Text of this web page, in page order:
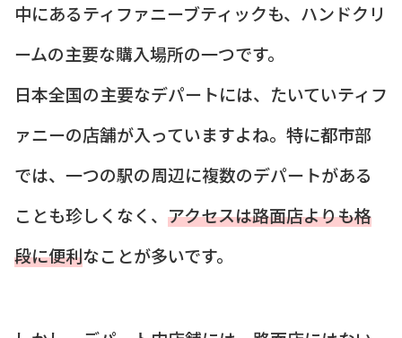
中にあるティファニーブティックも、ハンドクリ
ームの主要な購入場所の一つです。
日本全国の主要なデパートには、たいていティフ
ァニーの店舗が入っていますよね。特に都市部
では、一つの駅の周辺に複数のデパートがある
ことも珍しくなく、 アクセスは路面店よりも格
段に便利なことが多いです。